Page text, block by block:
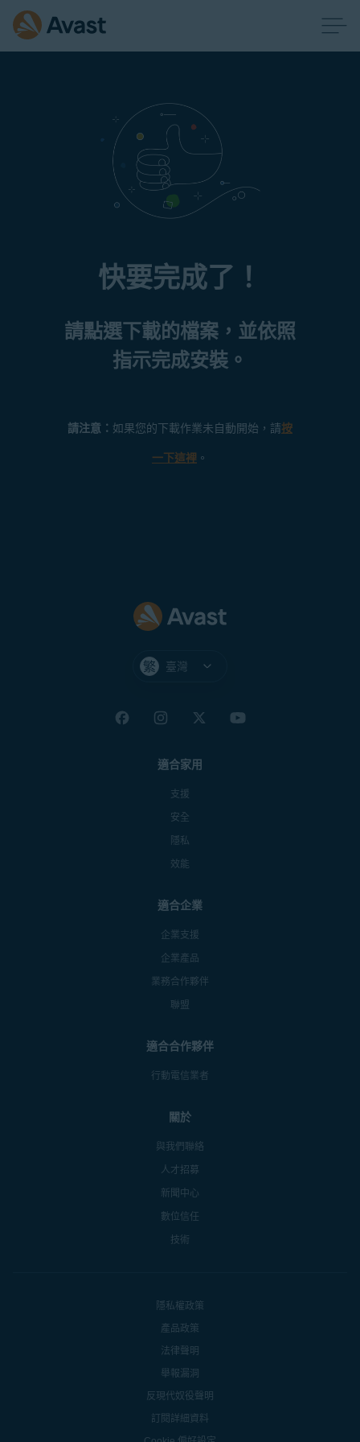
快要完成了！
請點選下載的檔案，並依照
指示完成安裝。
請注意： 如果您的下載作業未自動開始，請按
一下這裡 。
臺灣
適合家用
支援
安全
隱私
效能
適合企業
企業支援
企業產品
業務合作夥伴
聯盟
適合合作夥伴
行動電信業者
關於
與我們聯絡
人才招募
新聞中心
數位信任
技術
隱私權政策
產品政策
法律聲明
舉報漏洞
反現代奴役聲明
訂閱詳細資料